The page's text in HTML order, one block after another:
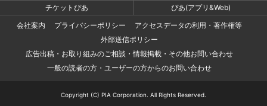
チケットぴあ
ぴあ(アプリ&Web)
会社案内
プライバシーポリシー
アクセスデータの利用・著作権等
外部送信ポリシー
広告出稿・お取り組みのご相談・情報掲載・その他お問い合わせ
一般の読者の方・ユーザーの方からのお問い合わせ
Copyright (C) PIA Corporation. All Rights Reserved.